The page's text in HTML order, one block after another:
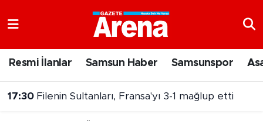
Resmi İlanlar Samsun Haber Samsunspor
17:30 Filenin Sultanları, Fransa'yı 3-1 mağlup etti
Samsun Namaz Vakitleri